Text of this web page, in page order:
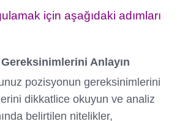
için aşağıdaki adımları
Anlayın
pozisyonun gereksinimlerini
dikkatlice okuyun ve analiz
belirtilen nitelikler,